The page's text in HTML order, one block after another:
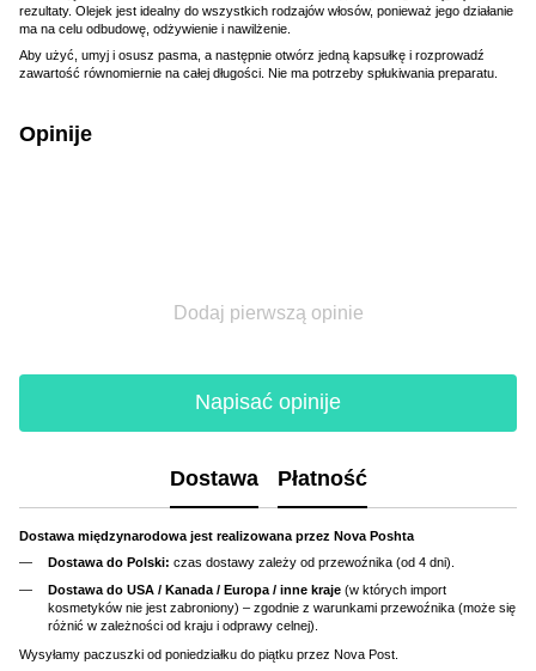
rezultaty. Olejek jest idealny do wszystkich rodzajów włosów, ponieważ jego działanie
ma na celu odbudowę, odżywienie i nawilżenie.
Aby użyć, umyj i osusz pasma, a następnie otwórz jedną kapsułkę i rozprowadź
zawartość równomiernie na całej długości. Nie ma potrzeby spłukiwania preparatu.
Opinije
Dodaj pierwszą opinie
Napisać opinije
Dostawa Płatność
Dostawa międzynarodowa jest realizowana przez Nova Poshta
Dostawa do Polski: czas dostawy zależy od przewoźnika (od 4 dni).
Dostawa do USA / Kanada / Europa / inne kraje (w których import
kosmetyków nie jest zabroniony) – zgodnie z warunkami przewoźnika (może się
różnić w zależności od kraju i odprawy celnej).
Wysyłamy paczuszki od poniedziałku do piątku przez Nova Post.